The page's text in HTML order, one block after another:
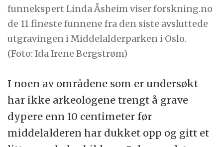
funnekspert Linda Åsheim viser forskning.no
de 11 fineste funnene fra den siste avsluttede
utgravingen i Middelalderparken i Oslo.
(Foto: Ida Irene Bergstrøm)
I noen av områdene som er undersøkt
har ikke arkeologene trengt å grave
dypere enn 10 centimeter før
middelalderen har dukket opp og gitt et